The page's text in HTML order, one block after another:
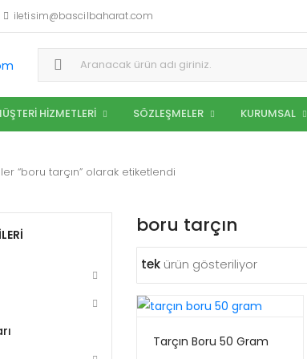
iletisim@bascilbaharat.com
Aramak:
HIZMETLERI SÖZLEŞMELER KURUMSAL
“boru tarçın” olarak etiketlendi
boru tarçın
tek ürün gösteriliyor
Tarçın Boru 50 Gram